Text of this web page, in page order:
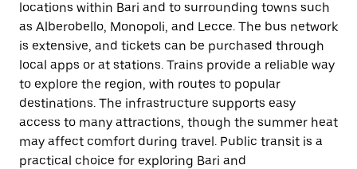
locations within Bari and to surrounding towns such
as Alberobello, Monopoli, and Lecce. The bus network
is extensive, and tickets can be purchased through
local apps or at stations. Trains provide a reliable way
to explore the region, with routes to popular
destinations. The infrastructure supports easy
access to many attractions, though the summer heat
may affect comfort during travel. Public transit is a
practical choice for exploring Bari and